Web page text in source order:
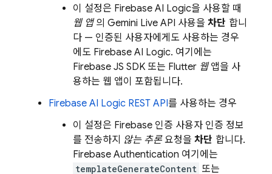
이 설정은 Firebase AI Logic을 사용할 때
웹 앱의 Gemini Live API 사용을 차단 합니
다 — 인증된 사용자에게도 사용하는 경우
에도 Firebase AI Logic. 여기에는
Firebase JS SDK 또는 Flutter 웹앱을 사
용하는 웹 앱이 포함됩니다.
Firebase AI Logic REST API를 사용하는 경우
이 설정은 Firebase 인증 사용자 인증 정보
를 전송하지 않는 추론 요청을 차단 합니다.
Firebase Authentication 여기에는
templateGenerateContent 또는